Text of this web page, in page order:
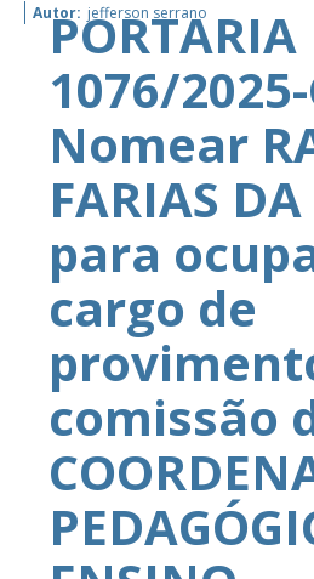
Autor: jefferson serrano
PORTARIA
1076/2025-
Nomear
FARIAS
para
cargo de
comissão